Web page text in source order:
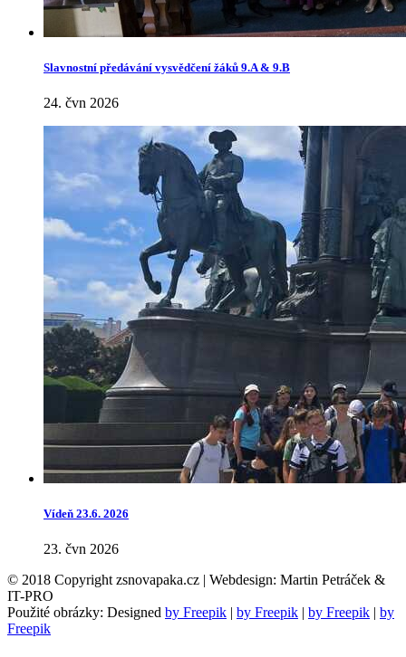
Slavnostní předávání vysvědčení žáků 9.A & 9.B
24. čvn 2026
Vídeň 23.6. 2026
23. čvn 2026
© 2018 Copyright zsnovapaka.cz | Webdesign: Martin Petráček &
IT-PRO
Použité obrázky: Designed by Freepik | by Freepik | by Freepik | by
Freepik